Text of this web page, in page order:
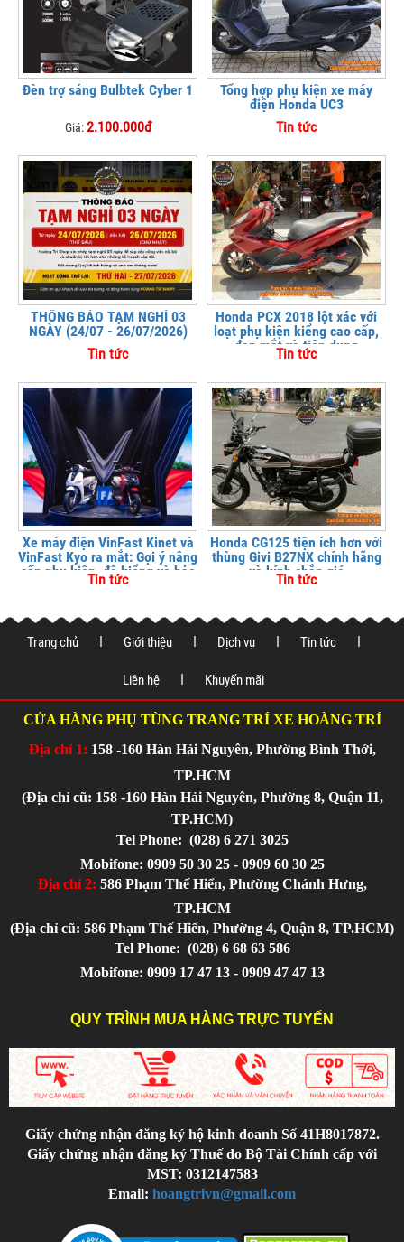
Đèn trợ sáng Bulbtek Cyber 1
Giá:2.100.000đ
Tổng hợp phụ kiện xe máy
điện Honda UC3
Tin tức
THÔNG BÁO TẠM NGHỈ 03
NGÀY (24/07 - 26/07/2026)
Tin tức
Honda PCX 2018 lột xác với
loạt phụ kiện kiểng cao cấp,
đẹp mắt và tiện dụng
Tin tức
Xe máy điện VinFast Kinet và
VinFast Kyo ra mắt: Gợi ý nâng
cấp phụ kiện, độ kiểng và bảo
vệ xe tại
Tin tức
Honda CG125 tiện ích hơn với
thùng Givi B27NX chính hãng
và kính chắn gió
Tin tức
Trang chủ Giới thiệu Dịch vụ Tin tức
Liên hệ Khuyến mãi
CỬA HÀNG PHỤ TÙNG TRANG TRÍ XE HOÀNG TRÍ
Địa chỉ 1: 158 -160 Hàn Hải Nguyên, Phường Bình Thới,
TP.HCM
(Địa chỉ cũ: 158 -160 Hàn Hải Nguyên, Phường 8, Quận 11,
TP.HCM)
Tel Phone: (028) 6 271 3025
Mobifone: 0909 50 30 25 - 0909 60 30 25
Địa chỉ 2: 586 Phạm Thế Hiển, Phường Chánh Hưng,
TP.HCM
(Địa chỉ cũ: 586 Phạm Thế Hiển, Phường 4, Quận 8, TP.HCM)
Tel Phone: (028) 6 68 63 586
Mobifone: 0909 17 47 13 - 0909 47 47 13
QUY TRÌNH MUA HÀNG TRỰC TUYẾN
Giấy chứng nhận đăng ký hộ kinh doanh Số 41H8017872.
Giấy chứng nhận đăng ký Thuế do Bộ Tài Chính cấp với
MST: 0312147583
Email: hoangtrivn@gmail.com